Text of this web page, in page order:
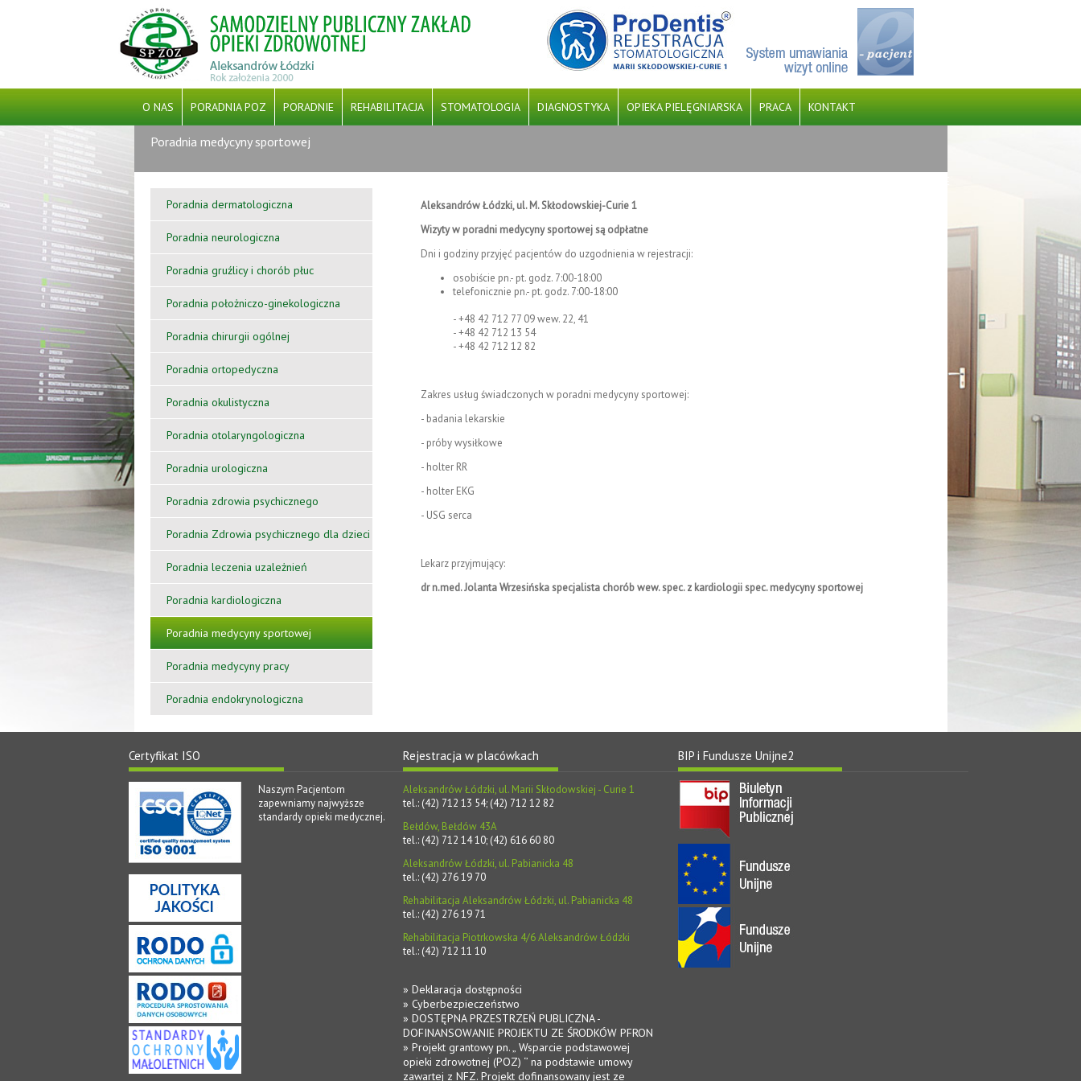
O NAS PORADNIA POZ PORADNIE REHABILITACJA STOMATOLOGIA DIAGNOSTYKA OPIEKA PIELĘGNIARSKA PRACA KONTAKT
CYBERBEZPIECZEŃSTWO PFRON
ŚRODKÓW EUROPEJSKIEGO FUNDUSZU ROZWOJU REGIONALNEGO W RAMACH PROGRAMU FUNDUSZE EUROPEJSKIE NA INFRASTRUKTURĘ, KLIMAT, Ś
Poradnia medycyny sportowej
Poradnia dermatologiczna
Poradnia neurologiczna
Poradnia gruźlicy i chorób płuc
Poradnia położniczo-ginekologiczna
Poradnia chirurgii ogólnej
Poradnia ortopedyczna
Poradnia okulistyczna
Poradnia otolaryngologiczna
Poradnia urologiczna
Poradnia zdrowia psychicznego
Poradnia Zdrowia psychicznego dla dzieci
Poradnia leczenia uzależnień
Poradnia kardiologiczna
Poradnia medycyny sportowej
Poradnia medycyny pracy
Poradnia endokrynologiczna
Aleksandrów Łódzki, ul. M. Skłodowskiej-Curie 1
Wizyty w poradni medycyny sportowej są odpłatne
Dni i godziny przyjęć pacjentów do uzgodnienia w rejestracji:
osobiście pn.- pt. godz. 7:00-18:00
telefonicznie pn.- pt. godz. 7:00-18:00
- +48 42 712 77 09 wew. 22, 41
- +48 42 712 13 54
- +48 42 712 12 82
Zakres usług świadczonych w poradni medycyny sportowej:
- badania lekarskie
- próby wysiłkowe
- holter RR
- holter EKG
- USG serca
Lekarz przyjmujący:
dr n.med.Jolanta Wrzesińska specjalista chorób wew. spec. z kardiologii spec. medycyny sportowej
Certyfikat ISO Rejestracja w placówkach BIP i Fundusze Unijne2
Naszym Pacjentom
zapewniamy najwyższe
standardy opieki medycznej.
Aleksandrów Łódzki, ul. Marii Skłodowskiej - Curie 1
tel.: (42) 712 13 54; (42) 712 12 82
Bełdów, Bełdów 43A
tel.: (42) 712 14 10; (42) 616 60 80
Aleksandrów Łódzki, ul. Pabianicka 48
tel.: (42) 276 19 70
Rehabilitacja Aleksandrów Łódzki, ul. Pabianicka 48
tel.: (42) 276 19 71
Rehabilitacja Piotrkowska 4/6 Aleksandrów Łódzki
tel.: (42) 712 11 10
» Deklaracja dostępności
» Cyberbezpieczeństwo
» DOSTĘPNA PRZESTRZEŃ PUBLICZNA -
DOFINANSOWANIE PROJEKTU ZE ŚRODKÓW PFRON
» Projekt grantowy pn. „ Wsparcie podstawowej
opieki zdrowotnej (POZ) ‘’ na podstawie umowy
zawartej z NFZ. Projekt dofinansowany jest ze